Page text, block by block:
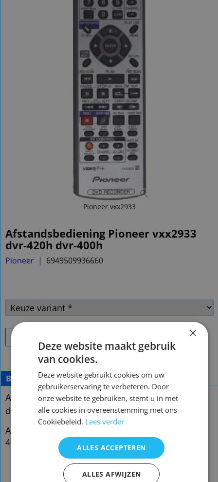
Pioneer vxx2933
Afstandsbediening Pioneer vxx2933
dvr-420h dvr-400h
Pioneer 6949509936660
Beschrijving
Afstandsbediening Pioneer vxx2933 dvr-420h
dvr-400h
Afstandsbediening Pioneer vxx2933 dvr-420h dvr-
400h
×
Deze website maakt gebruik
van cookies.
Deze website gebruikt cookies om uw
gebruikerservaring te verbeteren. Door
onze website te gebruiken, stemt u in met
alle cookies in overeenstemming met ons
Cookiebeleid. Lees verder
ALLES ACCEPTEREN
ALLES AFWIJZEN